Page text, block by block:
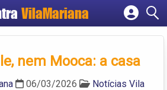
VilaMariana
Cadastrar empresa
Criar conta
nem Mooca: a casa
06/03/2026
Notícias Vila